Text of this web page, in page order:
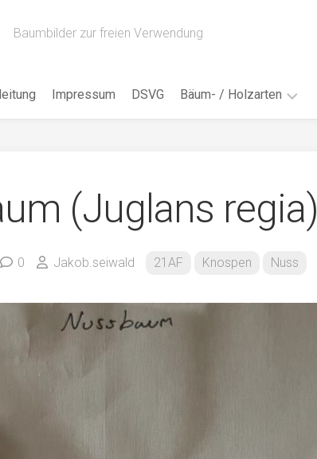
Baumbilder zur freien Verwendung
Impressum DSVG Bäum- / Holzarten
Ahorn
Birke
Eibe
(Juglans regia)
0 Jakob.seiwald 21AF Knospen Nuss